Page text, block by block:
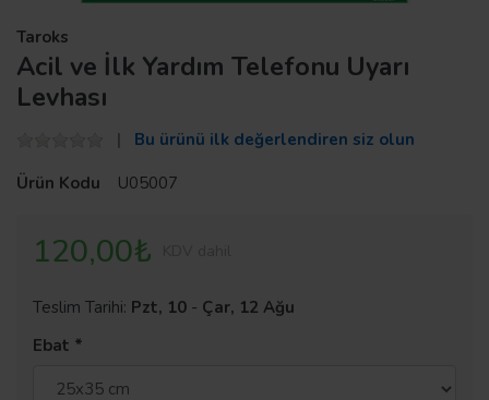
Taroks
Acil ve İlk Yardım Telefonu Uyarı
Levhası
Bu ürünü ilk değerlendiren siz olun
Ürün Kodu
U05007
120,00₺
Teslim Tarihi: Pzt, 10 - Çar, 12 Ağu
Ebat